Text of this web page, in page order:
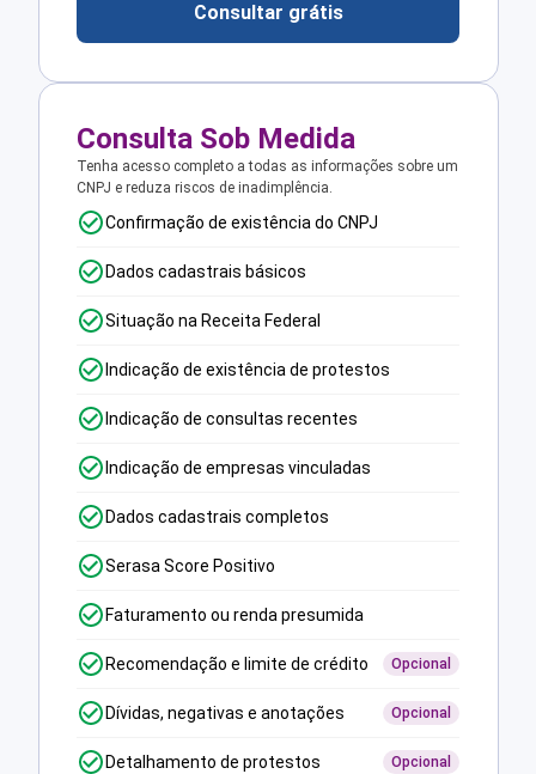
Consultar grátis
Consulta Sob Medida
Tenha acesso completo a todas as informações sobre um
CNPJ e reduza riscos de inadimplência.
Confirmação de existência do CNPJ
Dados cadastrais básicos
Situação na Receita Federal
Indicação de existência de protestos
Indicação de consultas recentes
Indicação de empresas vinculadas
Dados cadastrais completos
Serasa Score Positivo
Faturamento ou renda presumida
Recomendação e limite de crédito Opcional
Dívidas, negativas e anotações Opcional
Detalhamento de protestos Opcional